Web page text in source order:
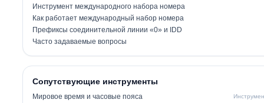
Инструмент международного набора номера
Как работает международный набор номера
Префиксы соединительной линии «0» и IDD
Часто задаваемые вопросы
Сопутствующие инструменты
Мировое время и часовые пояса